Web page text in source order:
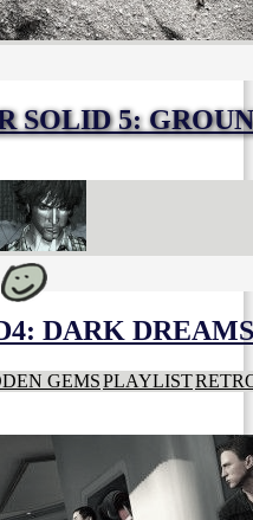
SOLID 5:
DARK
GEMSPLAYLIST